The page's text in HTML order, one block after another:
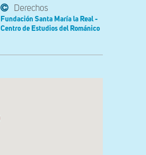
Derechos
Fundación Santa María la Real -
Centro de Estudios del Románico